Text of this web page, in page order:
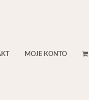
MOJE KONTO